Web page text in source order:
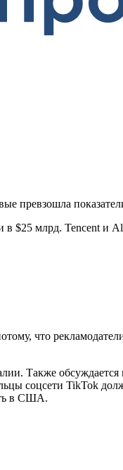
превзошла
млрд. Tencent и
что
Также
соцсети TikTok
в США.